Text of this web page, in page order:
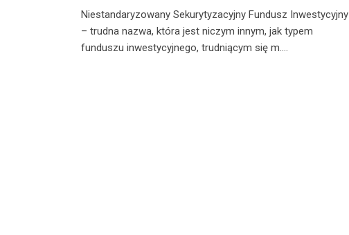
Niestandaryzowany Sekurytyzacyjny Fundusz Inwestycyjny
– trudna nazwa, która jest niczym innym, jak typem
funduszu inwestycyjnego, trudniącym się m.…